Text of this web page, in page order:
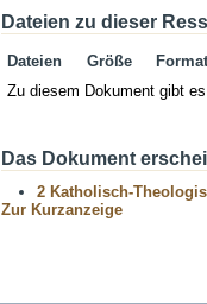
Dateien zu dieser
Dateien Größe
Format
Zu diesem Dokument gibt
Das Dokument
2 Katholisch-
Zur Kurzanzeige